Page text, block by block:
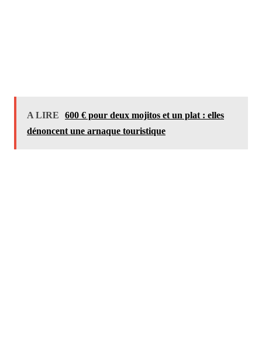
A LIRE
600 € pour deux mojitos et un plat : elles
dénoncent une arnaque touristique